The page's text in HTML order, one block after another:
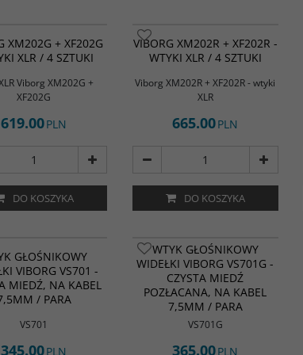
jakości wtyki XLR do
kabla Viborg XM202G
+ XF202G (żeński).
stykowe wykonane z
pokrytej warstwą
XM202G + XF202G
XLR / 4 SZTUKI
Viborg XM202G +
XF202G
619.00PLN
DO KOSZYKA
Najwyższej jakości wtyk XLR do
konfekcji kabla Viborg XM202R
(męski) + XF202R (żeński).
Elementy stykowe wykonane z
czystej miedzi pokrytej warstwą
rodu.
VIBORG XM202R + XF202R -
WTYKI XLR / 4 SZTUKI
Viborg XM202R + XF202R - wtyki
XLR
665.00PLN
DO KOSZYKA
GŁOŚNIKOWY
VIBORG VS701 -
MIEDŹ, NA KABEL
/ PARA
VS701
345.00PLN
WTYK GŁOŚNIKOWY
WIDEŁKI VIBORG VS701G -
CZYSTA MIEDŹ
POZŁACANA, NA KABEL
7,5MM / PARA
VS701G
365.00PLN